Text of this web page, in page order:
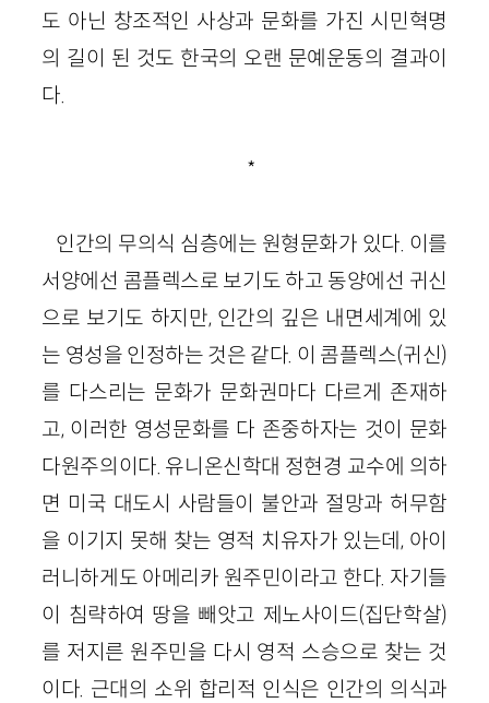
도 아닌 창조적인 사상과 문화를 가진 시민혁명
의 길이 된 것도 한국의 오랜 문예운동의 결과이
다.
*
인간의 무의식 심층에는 원형문화가 있다. 이를
서양에선 콤플렉스로 보기도 하고 동양에선 귀신
으로 보기도 하지만, 인간의 깊은 내면세계에 있
는 영성을 인정하는 것은 같다. 이 콤플렉스(귀신)
를 다스리는 문화가 문화권마다 다르게 존재하
고, 이러한 영성문화를 다 존중하자는 것이 문화
다원주의이다. 유니온신학대 정현경 교수에 의하
면 미국 대도시 사람들이 불안과 절망과 허무함
을 이기지 못해 찾는 영적 치유자가 있는데, 아이
러니하게도 아메리카 원주민이라고 한다. 자기들
이 침략하여 땅을 빼앗고 제노사이드(집단학살)
를 저지른 원주민을 다시 영적 스승으로 찾는 것
이다. 근대의 소위 합리적 인식은 인간의 의식과